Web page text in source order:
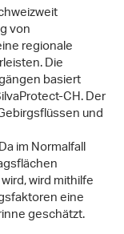
von
regionale
Die
basiert
CH. Der
und
im Normalfall
wird mithilfe
eine
geschätzt.